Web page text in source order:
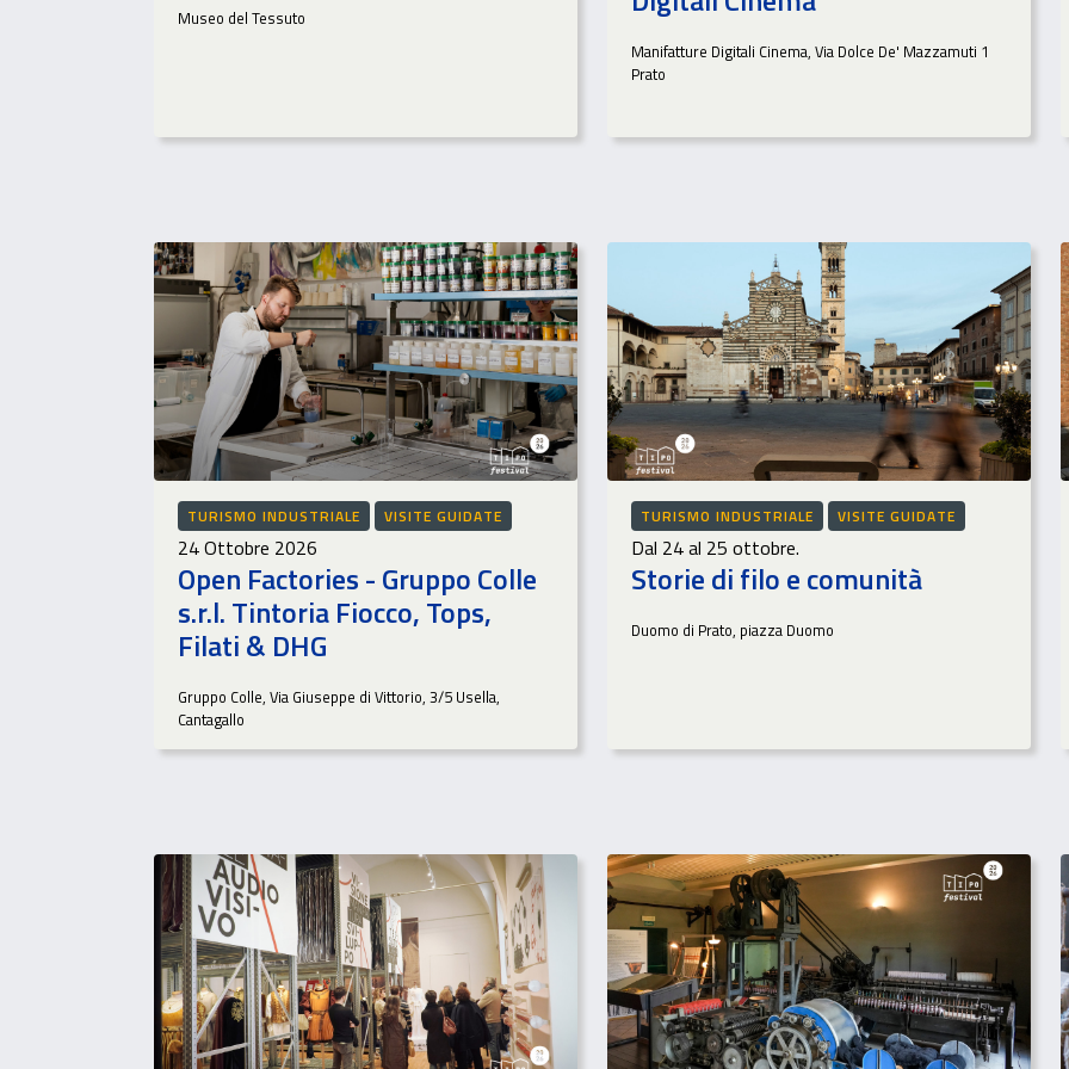
Museo del Tessuto
Manifatture Digitali Cinema, Via Dolce De' Mazzamuti 1
Prato
TURISMO INDUSTRIALE VISITE GUIDATE
24 Ottobre 2026
Open Factories - Gruppo Colle
s.r.l. Tintoria Fiocco, Tops,
Filati & DHG
Gruppo Colle, Via Giuseppe di Vittorio, 3/5 Usella,
Cantagallo
TURISMO INDUSTRIALE VISITE GUIDATE
Dal 24 al 25 ottobre.
Storie di filo e comunità
Duomo di Prato, piazza Duomo